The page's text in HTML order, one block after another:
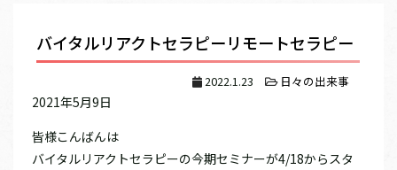
バイタルリアクトセラピーリモートセラピー
2022.1.23 日々の出来事
2021年5月9日
皆様こんばんは
バイタルリアクトセラピーの今期セミナーが4/18からスタ